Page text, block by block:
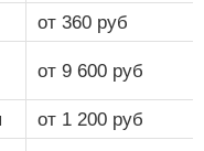
от 360 руб
от 9 600 руб
от 1 200 руб